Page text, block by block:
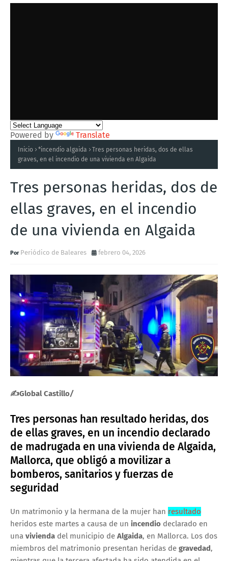
Powered by Translate
Inicio *incendio algaida
Tres personas heridas, dos de ellas
graves, en el incendio de una vivienda en Algaida
Tres personas heridas, dos de
ellas graves, en el incendio
de una vivienda en Algaida
Periódico de Baleares febrero 04, 2026
✍Global Castillo/
Tres personas han resultado heridas, dos
de ellas graves, en un incendio declarado
de madrugada en una vivienda de Algaida,
Mallorca, que obligó a movilizar a
bomberos, sanitarios y fuerzas de
seguridad
Un matrimonio y la hermana de la mujer han resultado
heridos este martes a causa de un incendio declarado en
una vivienda del municipio de Algaida, en Mallorca. Los dos
miembros del matrimonio presentan heridas de gravedad,